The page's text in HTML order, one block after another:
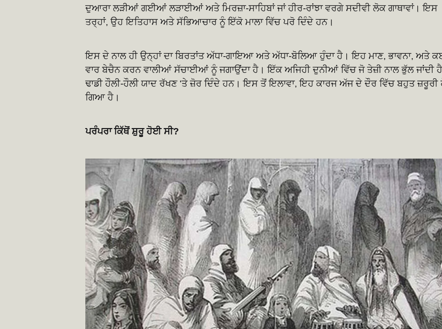
ਦੁਆਰਾ ਲੜੀਆਂ ਗਈਆਂ ਲੜਾਈਆਂ ਅਤੇ ਮਿਰਜ਼ਾ-ਸਾਹਿਬਾਂ ਜਾਂ ਹੀਰ-ਰਾਂਝਾ ਵਰਗੇ ਸਦੀਵੀ ਲੋਕ ਗਾਥਾਵਾਂ। ਇਸ
ਤਰ੍ਹਾਂ, ਉਹ ਇਤਿਹਾਸ ਅਤੇ ਸੱਭਿਆਚਾਰ ਨੂੰ ਇੱਕੋ ਮਾਲਾ ਵਿੱਚ ਪਰੋ ਦਿੰਦੇ ਹਨ।
ਇਸ ਦੇ ਨਾਲ ਹੀ ਉਨ੍ਹਾਂ ਦਾ ਬਿਰਤਾਂਤ ਅੱਧਾ-ਗਾਇਆ ਅਤੇ ਅੱਧਾ-ਬੋਲਿਆ ਹੁੰਦਾ ਹੈ। ਇਹ ਮਾਣ, ਭਾਵਨਾ, ਅਤੇ
ਵਾਰ ਬੇਚੈਨ ਕਰਨ ਵਾਲੀਆਂ ਸੱਚਾਈਆਂ ਨੂੰ ਜਗਾਉਂਦਾ ਹੈ। ਇੱਕ ਅਜਿਹੀ ਦੁਨੀਆਂ ਵਿੱਚ ਜੋ ਤੇਜ਼ੀ ਨਾਲ ਭੁੱਲ ਜਾਂਦੀ
ਢਾਡੀ ਹੌਲੀ-ਹੌਲੀ ਯਾਦ ਰੱਖਣ ‘ਤੇ ਜ਼ੋਰ ਦਿੰਦੇ ਹਨ। ਇਸ ਤੋਂ ਇਲਾਵਾ, ਇਹ ਕਾਰਜ ਅੱਜ ਦੇ ਦੌਰ ਵਿੱਚ ਬਹੁਤ ਜ਼ਰੂਰੀ
ਗਿਆ ਹੈ।
ਪਰੰਪਰਾ ਕਿੱਥੋਂ ਸ਼ੁਰੂ ਹੋਈ ਸੀ?